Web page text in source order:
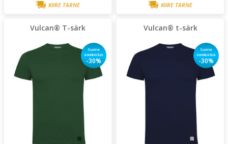
KIIRE TARNE KIIRE TARNE
Vulcan® T-särk
Suvine
soodustus
-30%
Vulcan® t-särk
Suvine
soodustus
-30%